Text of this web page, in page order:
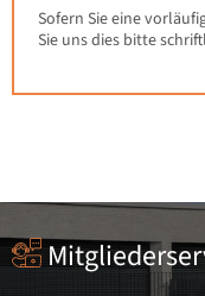
Sofern Sie eine
Sie uns dies bitte